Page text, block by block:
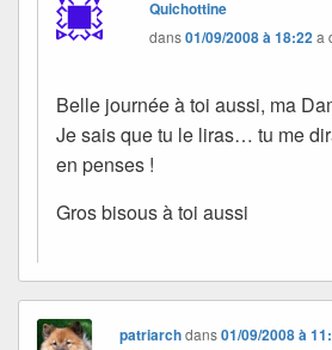
Quichottine
dans01/09/2008 à 18:22a
Belle journée à toi aussi, ma
Je sais que tu le liras… tu me
en penses !
Gros bisous à toi aussi
patriarchdans01/09/2008 à